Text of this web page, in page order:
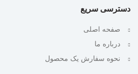
دسترسی سریع
صفحه اصلی
درباره ما
نحوه سفارش یک محصول